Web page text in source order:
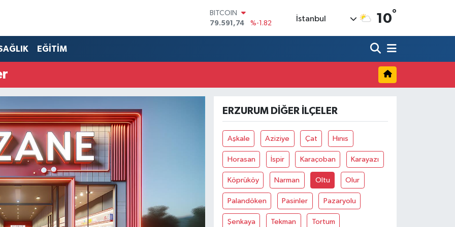
BITCOIN
79.591,74
%-1.82
53,38690
%0.19
%0.19
BİST100
İstanbul 10°
EĞİTİM
ERZURUM DIĞER İLÇELER
Aşkale Aziziye Çat Hınıs
Horasan İspir Karaçoban Karayazı
Köprüköy Narman Oltu Olur
Palandöken Pasinler Pazaryolu
Şenkaya Tekman Tortum